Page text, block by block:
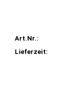
Art.Nr.:
Lieferzeit: